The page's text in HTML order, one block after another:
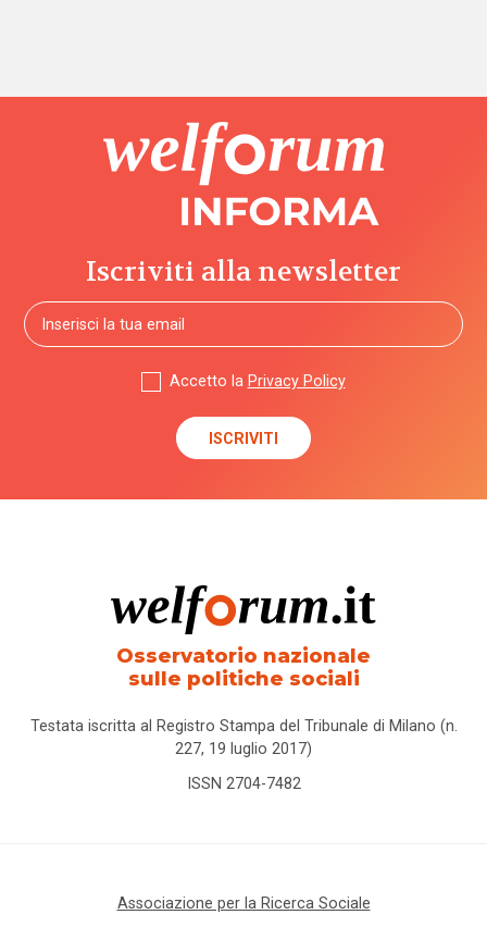
Iscriviti alla newsletter
Accetto la Privacy Policy
Osservatorio nazionale
sulle politiche sociali
Testata iscritta al Registro Stampa del Tribunale di Milano (n.
227, 19 luglio 2017)
ISSN 2704-7482
Associazione per la Ricerca Sociale